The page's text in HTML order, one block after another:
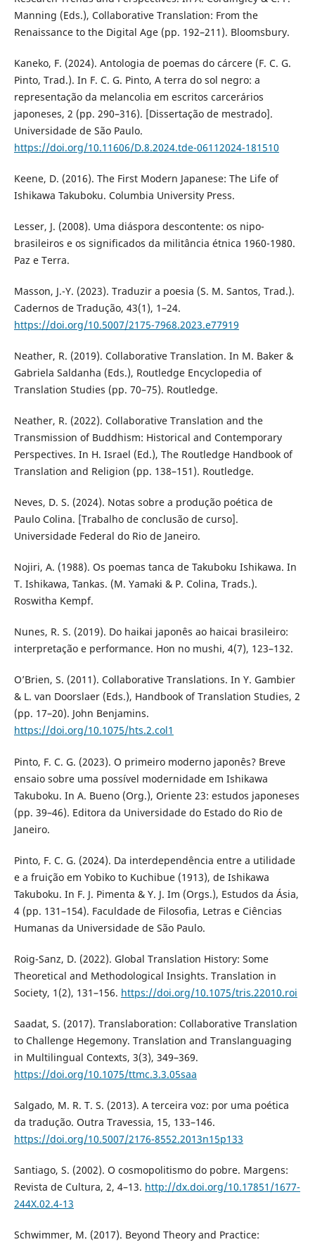
Manning (Eds.), Collaborative Translation: From the
Renaissance to the Digital Age (pp. 192–211). Bloomsbury.
Kaneko, F. (2024). Antologia de poemas do cárcere (F. C. G.
Pinto, Trad.). In F. C. G. Pinto, A terra do sol negro: a
representação da melancolia em escritos carcerários
japoneses, 2 (pp. 290–316). [Dissertação de mestrado].
Universidade de São Paulo.
https://doi.org/10.11606/D.8.2024.tde-06112024-181510
Keene, D. (2016). The First Modern Japanese: The Life of
Ishikawa Takuboku. Columbia University Press.
Lesser, J. (2008). Uma diáspora descontente: os nipo-
brasileiros e os significados da militância étnica 1960-1980.
Paz e Terra.
Masson, J.-Y. (2023). Traduzir a poesia (S. M. Santos, Trad.).
Cadernos de Tradução, 43(1), 1–24.
https://doi.org/10.5007/2175-7968.2023.e77919
Neather, R. (2019). Collaborative Translation. In M. Baker &
Gabriela Saldanha (Eds.), Routledge Encyclopedia of
Translation Studies (pp. 70–75). Routledge.
Neather, R. (2022). Collaborative Translation and the
Transmission of Buddhism: Historical and Contemporary
Perspectives. In H. Israel (Ed.), The Routledge Handbook of
Translation and Religion (pp. 138–151). Routledge.
Neves, D. S. (2024). Notas sobre a produção poética de
Paulo Colina. [Trabalho de conclusão de curso].
Universidade Federal do Rio de Janeiro.
Nojiri, A. (1988). Os poemas tanca de Takuboku Ishikawa. In
T. Ishikawa, Tankas. (M. Yamaki & P. Colina, Trads.).
Roswitha Kempf.
Nunes, R. S. (2019). Do haikai japonês ao haicai brasileiro:
interpretação e performance. Hon no mushi, 4(7), 123–132.
O’Brien, S. (2011). Collaborative Translations. In Y. Gambier
& L. van Doorslaer (Eds.), Handbook of Translation Studies, 2
(pp. 17–20). John Benjamins.
https://doi.org/10.1075/hts.2.col1
Pinto, F. C. G. (2023). O primeiro moderno japonês? Breve
ensaio sobre uma possível modernidade em Ishikawa
Takuboku. In A. Bueno (Org.), Oriente 23: estudos japoneses
(pp. 39–46). Editora da Universidade do Estado do Rio de
Janeiro.
Pinto, F. C. G. (2024). Da interdependência entre a utilidade
e a fruição em Yobiko to Kuchibue (1913), de Ishikawa
Takuboku. In F. J. Pimenta & Y. J. Im (Orgs.), Estudos da Ásia,
4 (pp. 131–154). Faculdade de Filosofia, Letras e Ciências
Humanas da Universidade de São Paulo.
Roig-Sanz, D. (2022). Global Translation History: Some
Theoretical and Methodological Insights. Translation in
Society, 1(2), 131–156. https://doi.org/10.1075/tris.22010.roi
Saadat, S. (2017). Translaboration: Collaborative Translation
to Challenge Hegemony. Translation and Translanguaging
in Multilingual Contexts, 3(3), 349–369.
https://doi.org/10.1075/ttmc.3.3.05saa
Salgado, M. R. T. S. (2013). A terceira voz: por uma poética
da tradução. Outra Travessia, 15, 133–146.
https://doi.org/10.5007/2176-8552.2013n15p133
Santiago, S. (2002). O cosmopolitismo do pobre. Margens:
Revista de Cultura, 2, 4–13. http://dx.doi.org/10.17851/1677-
244X.02.4-13
Schwimmer, M. (2017). Beyond Theory and Practice: